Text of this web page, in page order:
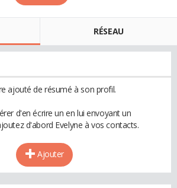
RÉSEAU
ajouté de résumé à son profil.
d'en écrire un en lui envoyant un
d'abord Evelyne à vos contacts.
Ajouter